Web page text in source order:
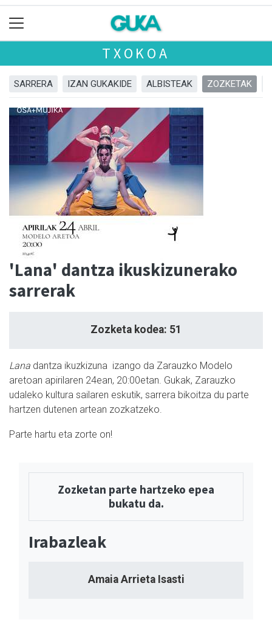
TXOKOA
SARRERA IZAN GUKAKIDE ALBISTEAK ZOZKETAK
'Lana' dantza ikuskizunerako
sarrerak
Zozketa kodea: 51
Lana dantza ikuzkizuna izango da Zarauzko Modelo
aretoan apirilaren 24ean, 20:00etan. Gukak, Zarauzko
udaleko kultura sailaren eskutik, sarrera bikoitza du parte
hartzen dutenen artean zozkatzeko.
Parte hartu eta zorte on!
Zozketan parte hartzeko epea
bukatu da.
Irabazleak
Amaia Arrieta Isasti